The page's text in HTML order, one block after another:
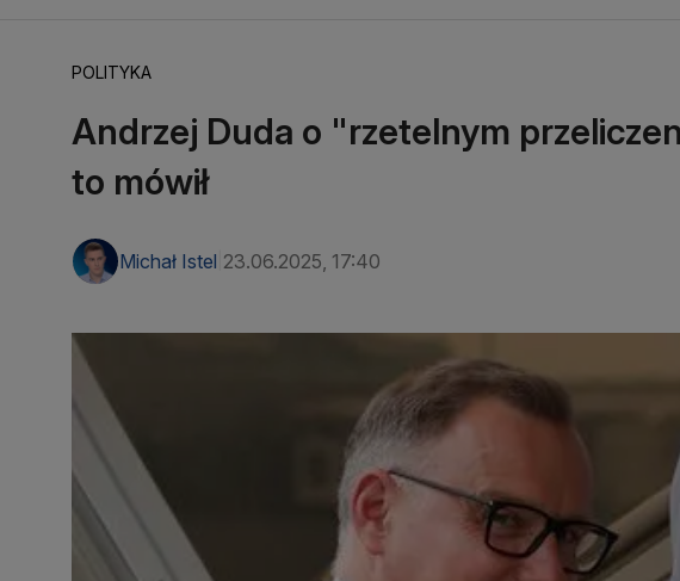
POLITYKA
Andrzej Duda o "rzetelnym
to mówił
Michał Istel 23.06.2025, 17:40